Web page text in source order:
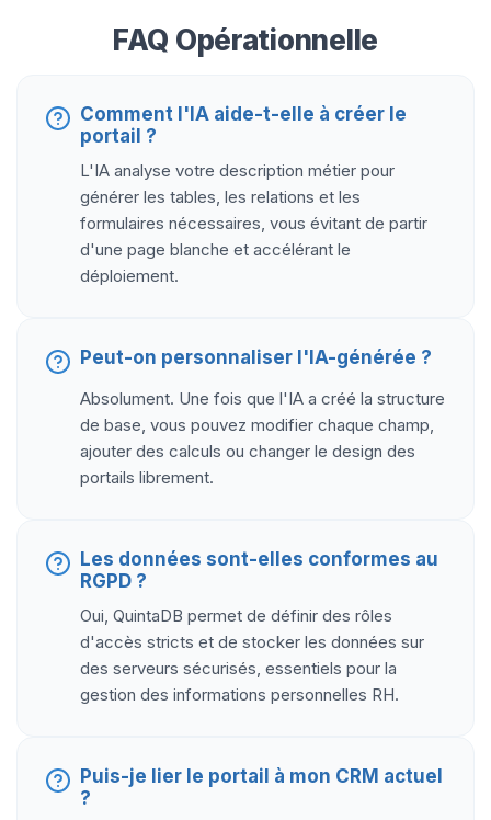
FAQ Opérationnelle
Comment l'IA aide-t-elle à créer le
portail ?
L'IA analyse votre description métier pour
générer les tables, les relations et les
formulaires nécessaires, vous évitant de partir
d'une page blanche et accélérant le
déploiement.
Peut-on personnaliser l'IA-générée ?
Absolument. Une fois que l'IA a créé la structure
de base, vous pouvez modifier chaque champ,
ajouter des calculs ou changer le design des
portails librement.
Les données sont-elles conformes au
RGPD ?
Oui, QuintaDB permet de définir des rôles
d'accès stricts et de stocker les données sur
des serveurs sécurisés, essentiels pour la
gestion des informations personnelles RH.
Puis-je lier le portail à mon CRM actuel
?